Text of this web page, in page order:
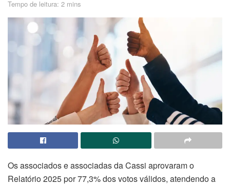
Tempo de leitura: 2 mins
Os associados e associadas da Cassi aprovaram o
Relatório 2025 por 77,3% dos votos válidos, atendendo a